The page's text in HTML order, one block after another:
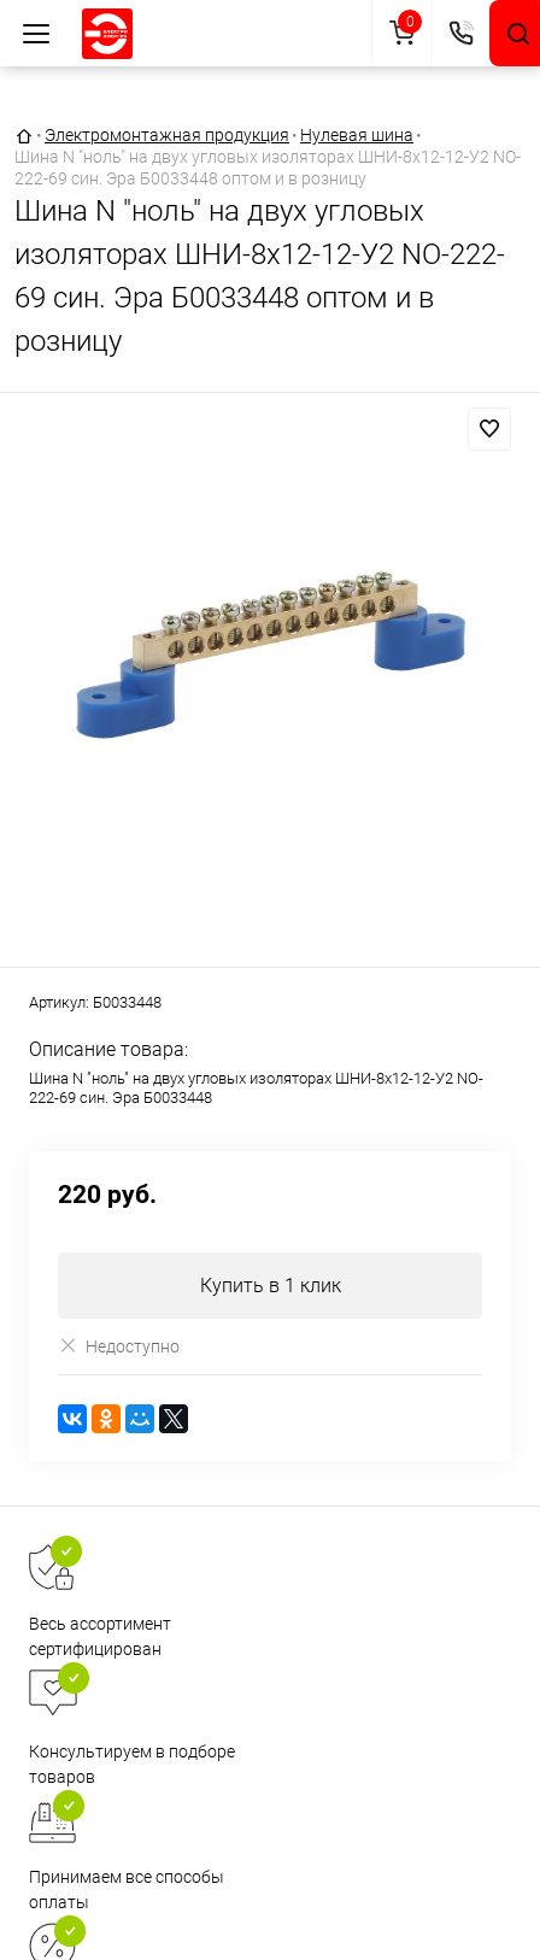
Главная страница
• Электромонтажная продукция • Нулевая шина •
Шина N "ноль" на двух угловых изоляторах ШНИ-8х12-12-У2 NO-
222-69 син. Эра Б0033448 оптом и в розницу
Шина N "ноль" на двух угловых
изоляторах ШНИ-8х12-12-У2 NO-222-
69 син. Эра Б0033448 оптом и в
розницу
Артикул: Б0033448
Описание товара:
Шина N "ноль" на двух угловых изоляторах ШНИ-8х12-12-У2 NO-
222-69 син. Эра Б0033448
220 руб.
Купить в 1 клик
Недоступно
Весь ассортимент
сертифицирован
Консультируем в подборе
товаров
Принимаем все способы
оплаты
0